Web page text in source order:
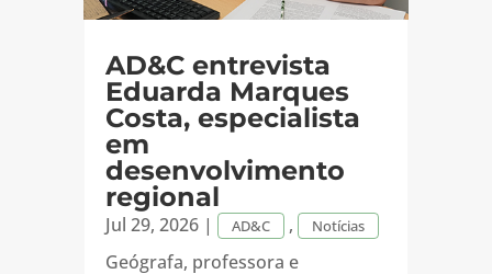
AD&C entrevista
Eduarda Marques
Costa, especialista
em
desenvolvimento
regional
Jul 29, 2026| AD&C , Notícias
Geógrafa, professora e